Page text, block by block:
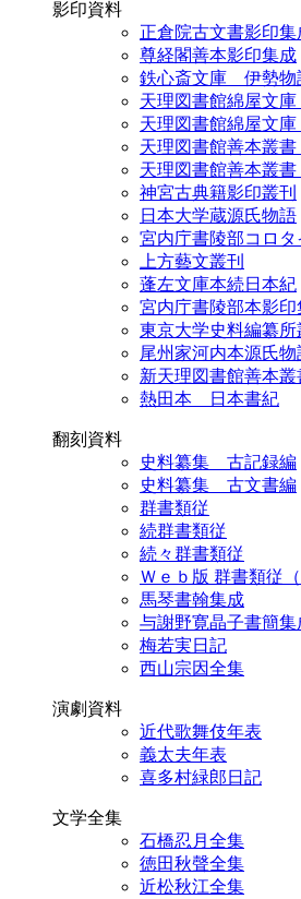
影印資料
正倉院古文書影印集
尊経閣善本影印集成
鉄心斎文庫 伊勢物
天理図書館綿屋文
天理図書館綿屋文
天理図書館善本叢
天理図書館善本叢
神宮古典籍影印叢刊
日本大学蔵源氏物語
宮内庁書陵部コロ
上方藝文叢刊
蓬左文庫本続日本紀
宮内庁書陵部本影印
東京大学史料編纂所
尾州家河内本源氏物
新天理図書館善本叢
熱田本 日本書紀
翻刻資料
史料纂集 古記録編
史料纂集 古文書編
群書類従
続群書類従
続々群書類従
Ｗｅｂ版 群書類従
馬琴書翰集成
与謝野寛晶子書簡集
梅若実日記
西山宗因全集
演劇資料
近代歌舞伎年表
義太夫年表
喜多村緑郎日記
文学全集
石橋忍月全集
徳田秋聲全集
近松秋江全集